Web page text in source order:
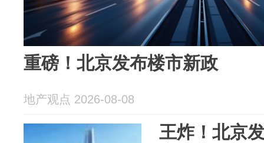
重磅！北京发布楼市新政
地产观点 2026-08-08
王炸！北京